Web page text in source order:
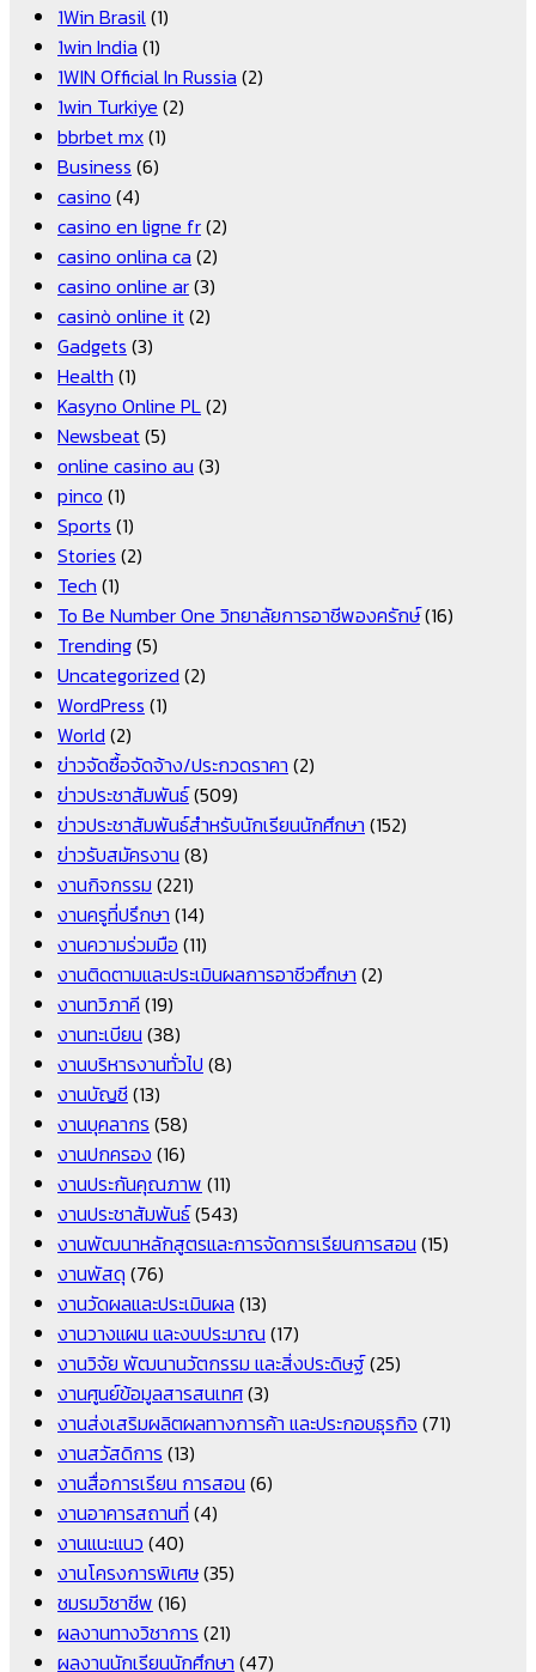
1Win Brasil(1)
1win India (1)
1WIN Official In Russia (2)
1win Turkiye (2)
bbrbet mx(1)
Business (6)
casino (4)
casino en ligne fr(2)
casino onlina ca (2)
casino online ar(3)
casinò online it(2)
Gadgets (3)
Health (1)
Kasyno Online PL(2)
Newsbeat(5)
online casino au (3)
pinco (1)
Sports (1)
Stories (2)
Tech (1)
To Be Number One วิทยาลัยการอาชีพองครักษ์(16)
Trending(5)
Uncategorized (2)
WordPress (1)
World (2)
ข่าวจัดซื้อจัดจ้าง/ประกวดราคา (2)
ข่าวประชาสัมพันธ์(509)
ข่าวประชาสัมพันธ์สำหรับนักเรียนนักศึกษา (152)
ข่าวรับสมัครงาน (8)
งานกิจกรรม (221)
งานครูที่ปรึกษา (14)
งานความร่วมมือ (11)
งานติดตามและประเมินผลการอาชีวศึกษา (2)
งานทวิภาคี (19)
งานทะเบียน (38)
งานบริหารงานทั่วไป (8)
งานบัญชี(13)
งานบุคลากร (58)
งานปกครอง (16)
งานประกันคุณภาพ (11)
งานประชาสัมพันธ์(543)
งานพัฒนาหลักสูตรและการจัดการเรียนการสอน (15)
งานพัสดุ (76)
งานวัดผลและประเมินผล (13)
งานวางแผน และงบประมาณ (17)
งานวิจัย พัฒนานวัตกรรม และสิ่งประดิษฐ์(25)
งานศูนย์ข้อมูลสารสนเทศ(3)
งานส่งเสริมผลิตผลทางการค้า และประกอบธุรกิจ (71)
งานสวัสดิการ (13)
งานสื่อการเรียน การสอน (6)
งานอาคารสถานที่ (4)
งานแนะแนว (40)
งานโครงการพิเศษ(35)
ชมรมวิชาชีพ (16)
ผลงานทางวิชาการ (21)
ผลงานนักเรียนนักศึกษา (47)